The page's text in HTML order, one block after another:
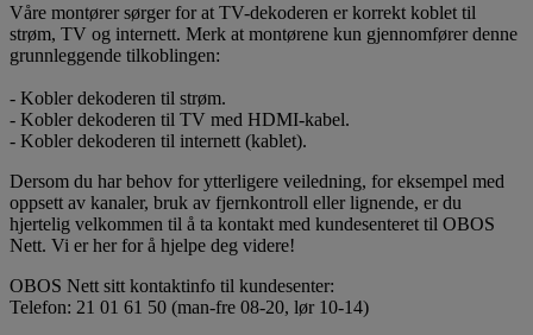
Våre montører sørger for at TV-dekoderen er korrekt koblet til
strøm, TV og internett. Merk at montørene kun gjennomfører denne
grunnleggende tilkoblingen:
- Kobler dekoderen til strøm.
- Kobler dekoderen til TV med HDMI-kabel.
- Kobler dekoderen til internett (kablet).
Dersom du har behov for ytterligere veiledning, for eksempel med
oppsett av kanaler, bruk av fjernkontroll eller lignende, er du
hjertelig velkommen til å ta kontakt med kundesenteret til OBOS
Nett. Vi er her for å hjelpe deg videre!
OBOS Nett sitt kontaktinfo til kundesenter:
Telefon: 21 01 61 50 (man-fre 08-20, lør 10-14)